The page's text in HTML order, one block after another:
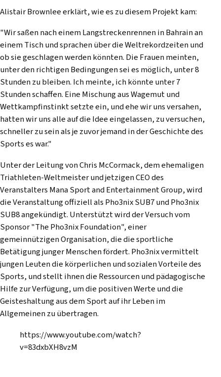
Alistair Brownlee erklärt, wie es zu diesem Projekt kam:
"Wir saßen nach einem Langstreckenrennen in Bahrain an
einem Tisch und sprachen über die Weltrekordzeiten und
ob sie geschlagen werden könnten. Die Frauen meinten,
unter den richtigen Bedingungen sei es möglich, unter 8
Stunden zu bleiben. Ich meinte, ich könnte unter 7
Stunden schaffen. Eine Mischung aus Wagemut und
Wettkampfinstinkt setzte ein, und ehe wir uns versahen,
hatten wir uns alle auf die Idee eingelassen, zu versuchen,
schneller zu sein als je zuvor jemand in der Geschichte des
Sports es war."
Unter der Leitung von Chris McCormack, dem ehemaligen
Triathleten-Weltmeister und jetzigen CEO des
Veranstalters Mana Sport and Entertainment Group, wird
die Veranstaltung offiziell als Pho3nix SUB7 und Pho3nix
SUB8 angekündigt. Unterstützt wird der Versuch vom
Sponsor "The Pho3nix Foundation", einer
gemeinnützigen Organisation, die die sportliche
Betätigung junger Menschen fördert. Pho3nix vermittelt
jungen Leuten die körperlichen und sozialen Vorteile des
Sports, und stellt ihnen die Ressourcen und pädagogische
Hilfe zur Verfügung, um die positiven Werte und die
Geisteshaltung aus dem Sport auf ihr Leben im
Allgemeinen zu übertragen.
https://www.youtube.com/watch?
v=83dxbXH8vzM